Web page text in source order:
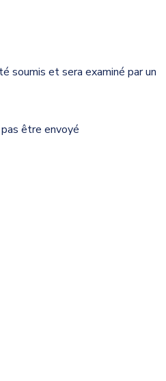
soumis et sera examiné par un
être envoyé